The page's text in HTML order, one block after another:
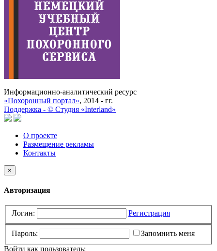
Информационно-аналитический ресурс
«Похоронный портал», 2014 - гг.
Поддержка - © Cтудия «Interland»
О проекте
Размещение рекламы
Контакты
×
Авторизация
Логин: Регистрация
Пароль:
Запомнить меня
Войти как пользователь: